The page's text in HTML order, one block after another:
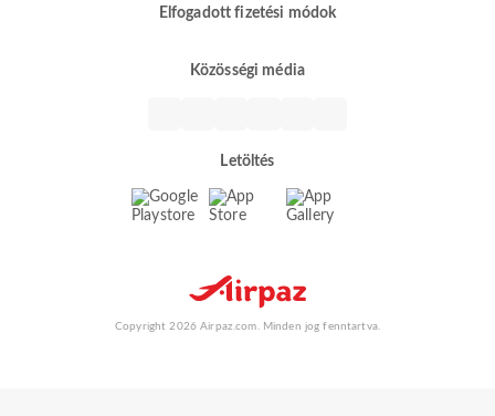
Elfogadott fizetési módok
Közösségi média
Letöltés
Copyright 2026 Airpaz.com. Minden jog fenntartva.